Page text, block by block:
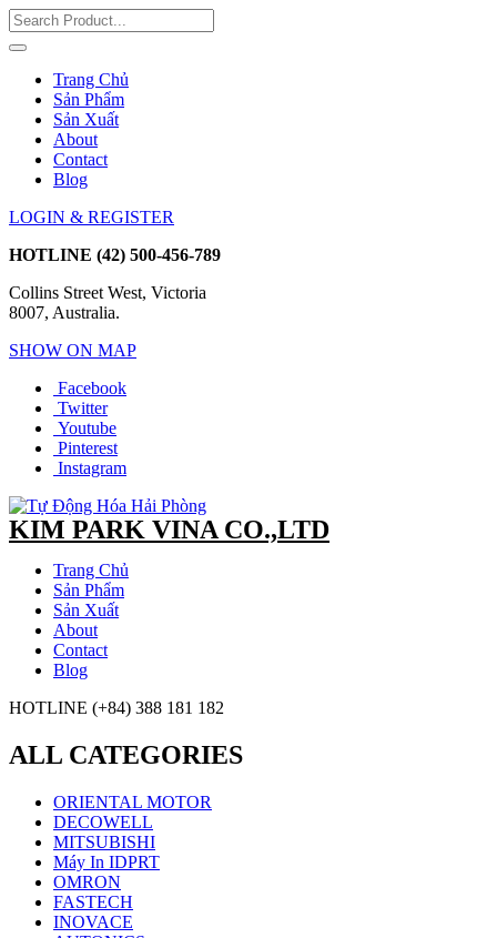
Trang Chủ
Sản Phẩm
Sản Xuất
About
Contact
Blog
LOGIN & REGISTER
HOTLINE (42) 500-456-789
Collins Street West, Victoria
8007, Australia.
SHOW ON MAP
Facebook
Twitter
Youtube
Pinterest
Instagram
KIM PARK VINA CO.,LTD
Trang Chủ
Sản Phẩm
Sản Xuất
About
Contact
Blog
HOTLINE (+84) 388 181 182
ALL CATEGORIES
ORIENTAL MOTOR
DECOWELL
MITSUBISHI
Máy In IDPRT
OMRON
FASTECH
INOVACE